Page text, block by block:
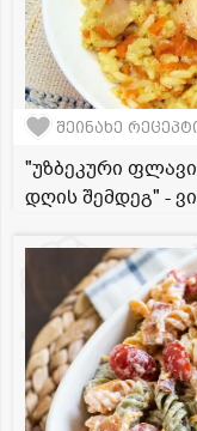
შეინახე
"უზბეკური
დღის შემდეგ" -